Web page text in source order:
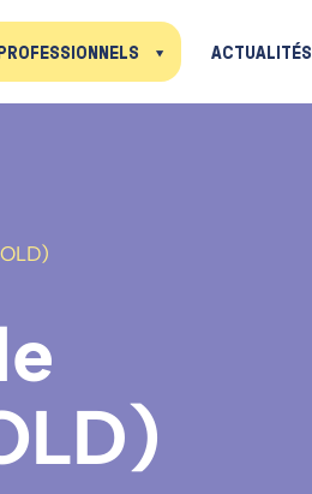
ACTUALITÉS